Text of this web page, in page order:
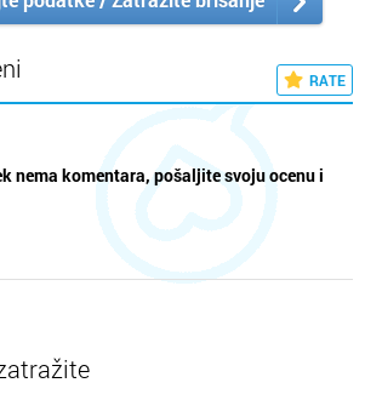
RATE
nema komentara, pošaljite svoju ocenu i